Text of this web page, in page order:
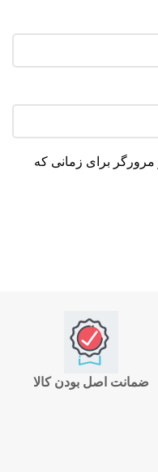
مرورگر برای زمانی که
ضمانت اصل بودن کالا